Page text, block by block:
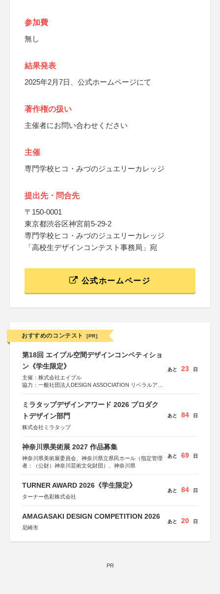
参加費
無し
結果発表
2025年2月7日、公式ホームページにて
著作権の扱い
主催者にお問い合わせください
主催
専門学校ヒコ・みづのジュエリーカレッジ
提出先・問合先
〒150-0001
東京都渋谷区神宮前5-29-2
専門学校ヒコ・みづのジュエリーカレッジ
「高校生デザインコンテスト事務局」宛
公式ホームページ
おすすめのコンテスト [PR]
第18回 エイブル空間デザインコンペティショ
ン《学生限定》
主催：株式会社エイブル
協力：一般社団法人DESIGN ASSOCIATION リベラルアー
運営：TOKYO COMPANY株式会社
あと 23 日
ミラタップデザインアワード 2026 プロダク
トデザイン部門
株式会社ミラタップ
あと 84 日
神奈川県美術展 2027 作品募集
神奈川県美術展委員会、神奈川県立県民ホール（指定管理
者：（公財）神奈川芸術文化財団）、神奈川県
あと 69 日
TURNER AWARD 2026《学生限定》
ターナー色彩株式会社
あと 84 日
AMAGASAKI DESIGN COMPETITION 2026
尼崎市
あと 20 日
PR